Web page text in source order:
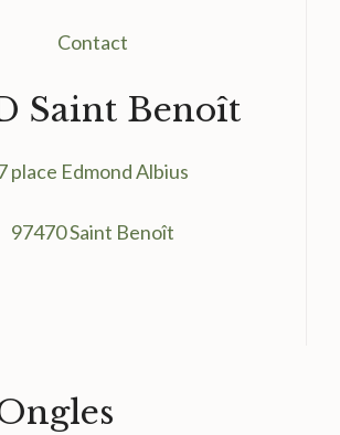
Contact
Saint Benoît
place Edmond Albius
97470 Saint Benoît